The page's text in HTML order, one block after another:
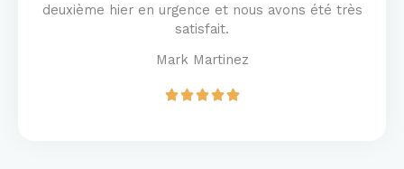
deuxième hier en urgence et nous avons été très
satisfait.
Mark Martinez
R